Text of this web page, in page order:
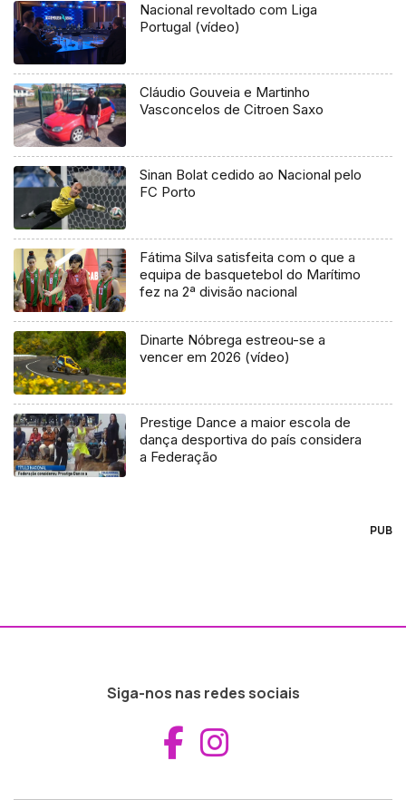
Nacional revoltado com Liga
Portugal (vídeo)
Cláudio Gouveia e Martinho
Vasconcelos de Citroen Saxo
Sinan Bolat cedido ao Nacional pelo
FC Porto
Fátima Silva satisfeita com o que a
equipa de basquetebol do Marítimo
fez na 2ª divisão nacional
Dinarte Nóbrega estreou-se a
vencer em 2026 (vídeo)
Prestige Dance a maior escola de
dança desportiva do país considera
a Federação
PUB
Siga-nos nas redes sociais
Aceder ao